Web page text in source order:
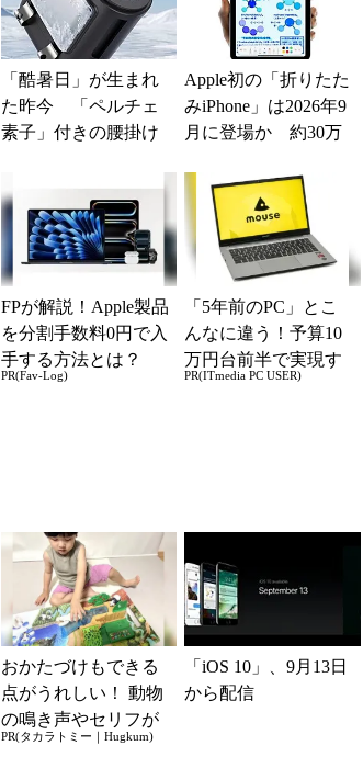
「酷暑日」が生まれ
た昨今 「ペルチェ
素子」付きの腰掛け
Apple初の「折りたた
みiPhone」は2026年9
月に登場か 約30万
FPが解説！Apple製品
を分割手数料0円で入
手する方法とは？
PR(Fav-Log)
「5年前のPC」とこ
んなに違う！予算10
万円台前半で実現す
る快適PCライフ
PR(ITmedia PC USER)
おかたづけもできる
点がうれしい！ 動物
の鳴き声やセリフが
盛りだくさんの「ア
PR(タカラトミー｜Hugkum)
「iOS 10」、9月13日
から配信